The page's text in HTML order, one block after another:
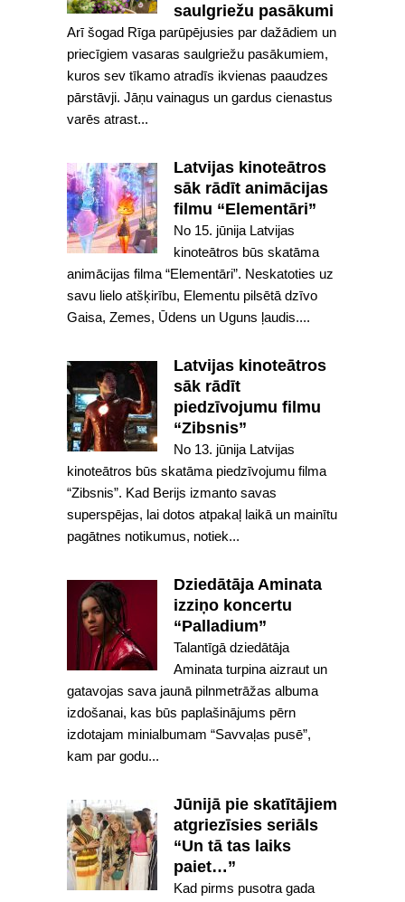
saulgriežu pasākumi
Arī šogad Rīga parūpējusies par dažādiem un
priecīgiem vasaras saulgriežu pasākumiem,
kuros sev tīkamo atradīs ikvienas paaudzes
pārstāvji. Jāņu vainagus un gardus cienastus
varēs atrast...
Latvijas kinoteātros
sāk rādīt animācijas
filmu “Elementāri”
No 15. jūnija Latvijas
kinoteātros būs skatāma
animācijas filma “Elementāri”. Neskatoties uz
savu lielo atšķirību, Elementu pilsētā dzīvo
Gaisa, Zemes, Ūdens un Uguns ļaudis....
Latvijas kinoteātros
sāk rādīt
piedzīvojumu filmu
“Zibsnis”
No 13. jūnija Latvijas
kinoteātros būs skatāma piedzīvojumu filma
“Zibsnis”. Kad Berijs izmanto savas
superspējas, lai dotos atpakaļ laikā un mainītu
pagātnes notikumus, notiek...
Dziedātāja Aminata
izziņo koncertu
“Palladium”
Talantīgā dziedātāja
Aminata turpina aizraut un
gatavojas sava jaunā pilnmetrāžas albuma
izdošanai, kas būs paplašinājums pērn
izdotajam minialbumam “Savvaļas pusē”,
kam par godu...
Jūnijā pie skatītājiem
atgriezīsies seriāls
“Un tā tas laiks
paiet…”
Kad pirms pusotra gada